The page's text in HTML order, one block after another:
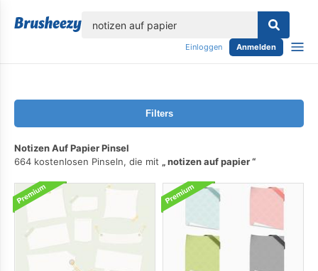
Einloggen Anmelden
Filters
Notizen Auf Papier Pinsel
664 kostenlosen Pinseln, die mit
notizen auf papier